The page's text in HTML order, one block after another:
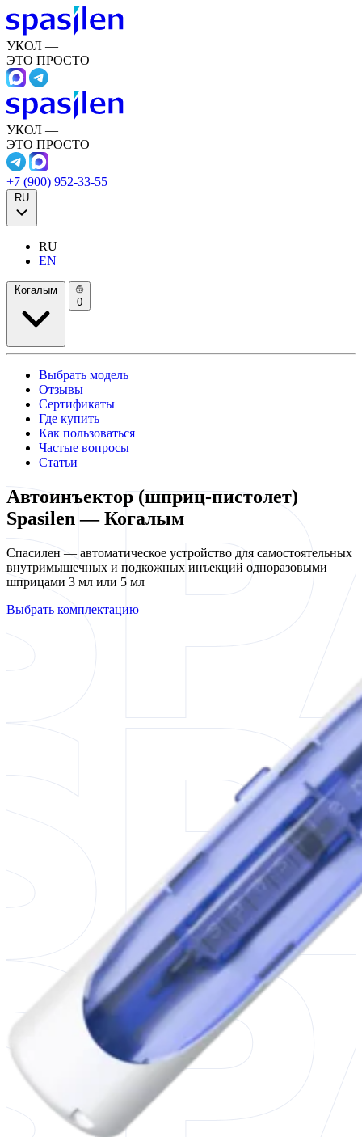
УКОЛ —
ЭТО ПРОСТО
УКОЛ —
ЭТО ПРОСТО
+7 (900) 952-33-55
RU
RU
EN
Когалым
0
Выбрать модель
Отзывы
Сертификаты
Где купить
Как пользоваться
Частые вопросы
Статьи
Автоинъектор (шприц-пистолет)
Spasilen — Когалым
Спасилен — автоматическое устройство для самостоятельных
внутримышечных и подкожных инъекций одноразовыми
шприцами 3 мл или 5 мл
Выбрать комплектацию